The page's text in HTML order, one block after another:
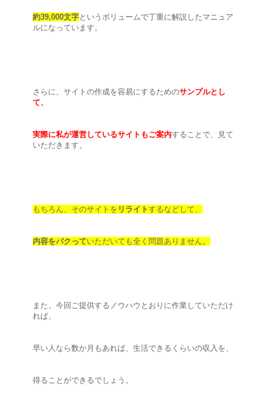
約39,000文字というボリュームで丁重に解説したマニュア
ルになっています。
さらに、サイトの作成を容易にするためのサンプルとし
て、
実際に私が運営しているサイトもご案内することで、見て
いただきます。
もちろん、そのサイトを リライトするなどして、
内容をパクっていただいても全く問題ありません。
また、今回ご提供するノウハウとおりに作業していただけ
れば、
早い人なら数か月もあれば、生活できるくらいの収入を、
得ることができるでしょう。